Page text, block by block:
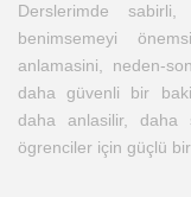
Derslerimde
benimsemeyi
anlamasini, neden-
daha güvenli bir
daha anlasilir, daha
ögrenciler için güçlü